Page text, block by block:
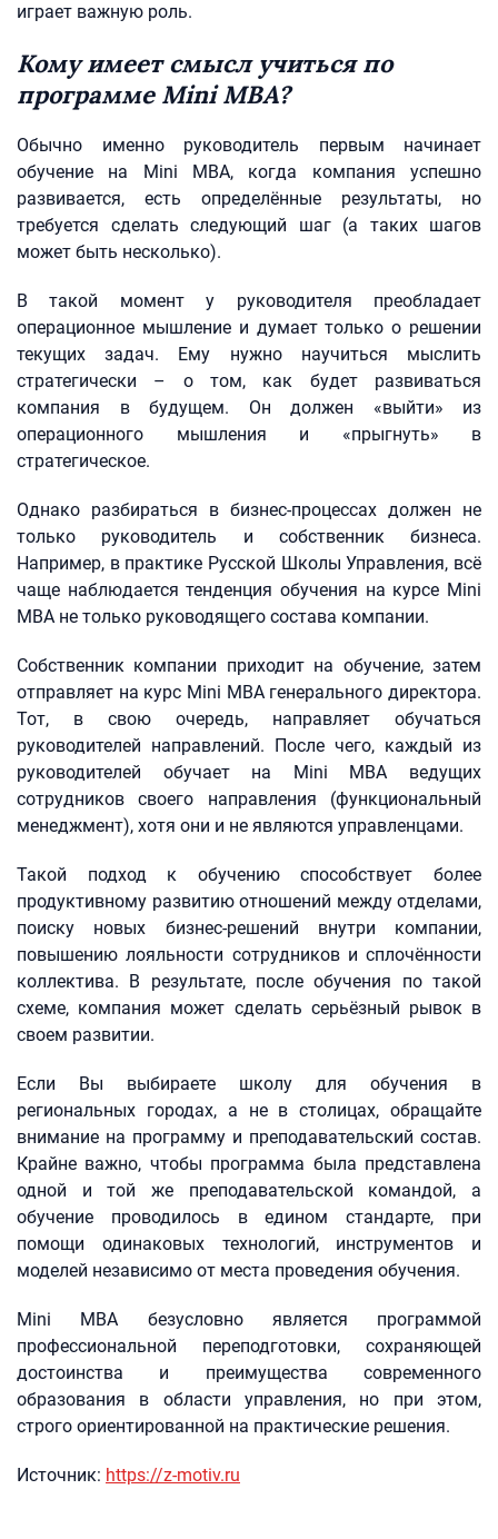
играет важную роль.
Кому имеет смысл учиться по
программе Mini MBA?
Обычно именно руководитель первым начинает
обучение на Mini MBA, когда компания успешно
развивается, есть определённые результаты, но
требуется сделать следующий шаг (а таких шагов
может быть несколько).
В такой момент у руководителя преобладает
операционное мышление и думает только о решении
текущих задач. Ему нужно научиться мыслить
стратегически – о том, как будет развиваться
компания в будущем. Он должен «выйти» из
операционного мышления и «прыгнуть» в
стратегическое.
Однако разбираться в бизнес-процессах должен не
только руководитель и собственник бизнеса.
Например, в практике Русской Школы Управления, всё
чаще наблюдается тенденция обучения на курсе Mini
MBA не только руководящего состава компании.
Собственник компании приходит на обучение, затем
отправляет на курс Mini MBA генерального директора.
Тот, в свою очередь, направляет обучаться
руководителей направлений. После чего, каждый из
руководителей обучает на Mini MBA ведущих
сотрудников своего направления (функциональный
менеджмент), хотя они и не являются управленцами.
Такой подход к обучению способствует более
продуктивному развитию отношений между отделами,
поиску новых бизнес-решений внутри компании,
повышению лояльности сотрудников и сплочённости
коллектива. В результате, после обучения по такой
схеме, компания может сделать серьёзный рывок в
своем развитии.
Если Вы выбираете школу для обучения в
региональных городах, а не в столицах, обращайте
внимание на программу и преподавательский состав.
Крайне важно, чтобы программа была представлена
одной и той же преподавательской командой, а
обучение проводилось в едином стандарте, при
помощи одинаковых технологий, инструментов и
моделей независимо от места проведения обучения.
Mini MBA безусловно является программой
профессиональной переподготовки, сохраняющей
достоинства и преимущества современного
образования в области управления, но при этом,
строго ориентированной на практические решения.
Источник: https://z-motiv.ru